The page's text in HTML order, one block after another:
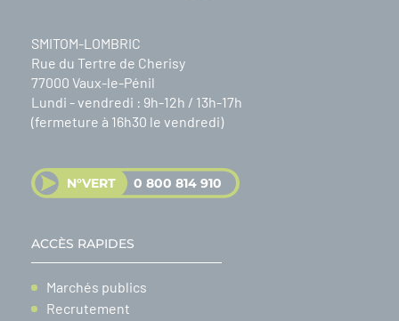
SMITOM-LOMBRIC
Rue du Tertre de Cherisy
77000 Vaux-le-Pénil
Lundi - vendredi : 9h-12h / 13h-17h
(fermeture à 16h30 le vendredi)
N°VERT 0 800 814 910
ACCÈS RAPIDES
Marchés publics
Recrutement